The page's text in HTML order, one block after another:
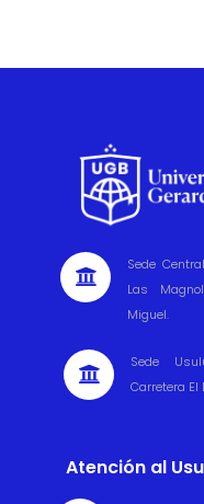

Sede
Las
Miguel.

Sede
Carretera El
Atención al